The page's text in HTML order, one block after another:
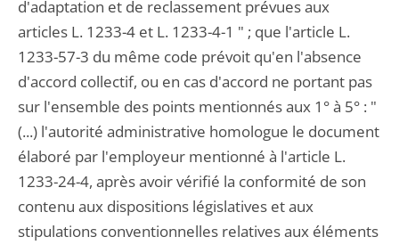
d'adaptation et de reclassement prévues aux
articles L. 1233-4 et L. 1233-4-1 " ; que l'article L.
1233-57-3 du même code prévoit qu'en l'absence
d'accord collectif, ou en cas d'accord ne portant pas
sur l'ensemble des points mentionnés aux 1° à 5° : "
(...) l'autorité administrative homologue le document
élaboré par l'employeur mentionné à l'article L.
1233-24-4, après avoir vérifié la conformité de son
contenu aux dispositions législatives et aux
stipulations conventionnelles relatives aux éléments